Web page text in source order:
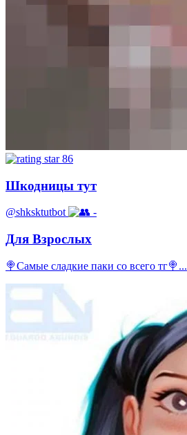
86
Шкодницы тут
@shksktutbot -
Для Взрослых
🍭Самые сладкие паки со всего тг🍭...